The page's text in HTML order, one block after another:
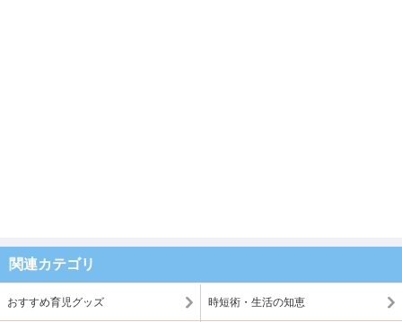
関連カテゴリ
おすすめ育児グッズ 時短術・生活の知恵